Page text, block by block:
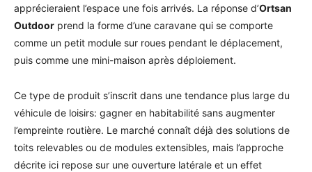
apprécieraient l’espace une fois arrivés. La réponse d’Ortsan
Outdoor prend la forme d’une caravane qui se comporte
comme un petit module sur roues pendant le déplacement,
puis comme une mini-maison après déploiement.
Ce type de produit s’inscrit dans une tendance plus large du
véhicule de loisirs: gagner en habitabilité sans augmenter
l’empreinte routière. Le marché connaît déjà des solutions de
toits relevables ou de modules extensibles, mais l’approche
décrite ici repose sur une ouverture latérale et un effet